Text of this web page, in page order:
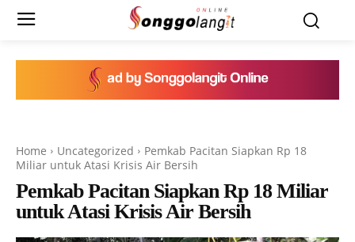
Home Uncategorized
Pemkab Pacitan Siapkan Rp 18
Miliar untuk Atasi Krisis Air Bersih
Pemkab Pacitan Siapkan Rp 18 Miliar
untuk Atasi Krisis Air Bersih